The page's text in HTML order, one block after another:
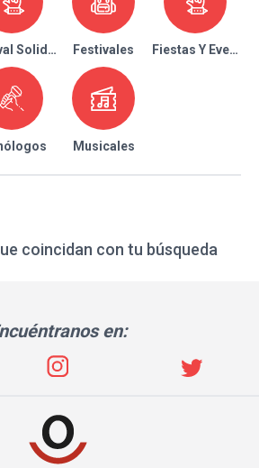
Solidario Festivales Fiestas Y Eventos
Musicales
coincidan con tu búsqueda
en: